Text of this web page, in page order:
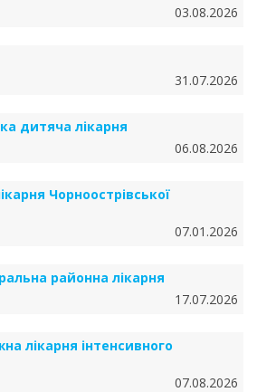
03.08.2026
31.07.2026
дитяча лікарня
06.08.2026
Чорноострівської
07.01.2026
районна лікарня
17.07.2026
лікарня інтенсивного
07.08.2026